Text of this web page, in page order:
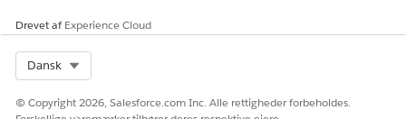
Drevet afExperience Cloud
Dansk
© Copyright 2026, Salesforce.com Inc. Alle rettigheder forbeholdes.